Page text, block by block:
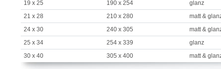
19 x 25
190 x 254
glanz
21 x 28
210 x 280
matt &
24 x 30
240 x 305
matt &
25 x 34
254 x 339
glanz
30 x 40
305 x 400 matt &